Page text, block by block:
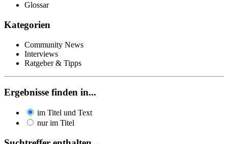
Glossar
Kategorien
Community News
Interviews
Ratgeber & Tipps
Ergebnisse finden in...
im Titel und Text
nur im Titel